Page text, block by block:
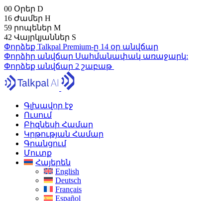
00 Օրեր D
16 Ժամեր H
59 րոպեներ M
41 Վայրկյաններ S
Փորձեք Talkpal Premium-ը 14 օր անվճար
Փորձիր անվճար Սահմանափակ առաջարկ:
Փորձեք անվճար 2 շաբաթ
Գլխավոր էջ
Ուսում
Բիզնեսի Համար
Կրթության Համար
Գրանցում
Մուտք
Հայերեն
English
Deutsch
Français
Español